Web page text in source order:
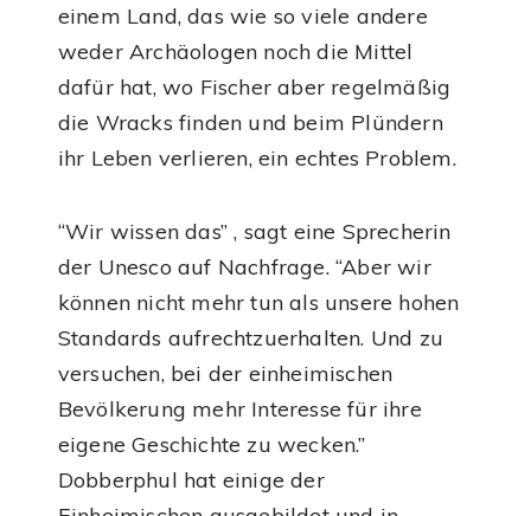
einem Land, das wie so viele andere
weder Archäologen noch die Mittel
dafür hat, wo Fischer aber regelmäßig
die Wracks finden und beim Plündern
ihr Leben verlieren, ein echtes Problem.
“Wir wissen das” , sagt eine Sprecherin
der Unesco auf Nachfrage. “Aber wir
können nicht mehr tun als unsere hohen
Standards aufrechtzuerhalten. Und zu
versuchen, bei der einheimischen
Bevölkerung mehr Interesse für ihre
eigene Geschichte zu wecken.”
Dobberphul hat einige der